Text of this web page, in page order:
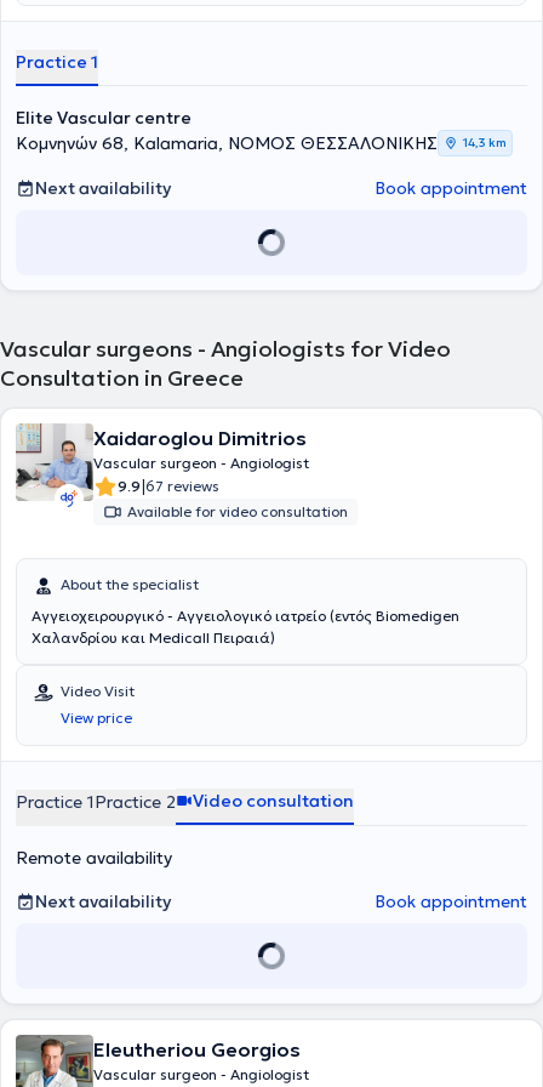
Είναι Πανεπιστημιακός Υπότροφος του Αγγειοχειρουργικού
επιτελώντας χειρουργικό έργο και συμμετέχοντας, παράλληλα,
στην εκπαίδευση των νέων ιατρών. Τέλος, διαθέτει κατάρτιση και
έχει ερευνητική δράση, η οποία αποτυπώνεται στις ακαδημαϊκές
δημοσιεύσεις και ανακοινώσεις σε εγχώρια και διεθνή συνέδρια,
στα οποία συμμετέχει, ενώ αποτελεί μέλος της ευρωπαϊκής
Ελληνικής Αγγειοχειρουργικής Εταιρείας.
Practice 1
Elite Vascular centre
Κομνηνών 68, Kalamaria, ΝΟΜΟΣ ΘΕΣΣΑΛΟΝΙΚΗΣ
14,3 km
Next availability Book appointment
Vascular surgeons - Angiologists for Video
Consultation in Greece
Xaidaroglou Dimitrios
Vascular surgeon - Angiologist
9.9|67 reviews
Available for video consultation
About the specialist
Αγγειοχειρουργικό - Αγγειολογικό ιατρείο (εντός Biomedigen
Χαλανδρίου και Medicall Πειραιά)
Video Visit
View price
Practice 1Practice 2 Video consultation
Remote availability
Next availability
Book appointment
Eleutheriou Georgios
Vascular surgeon - Angiologist